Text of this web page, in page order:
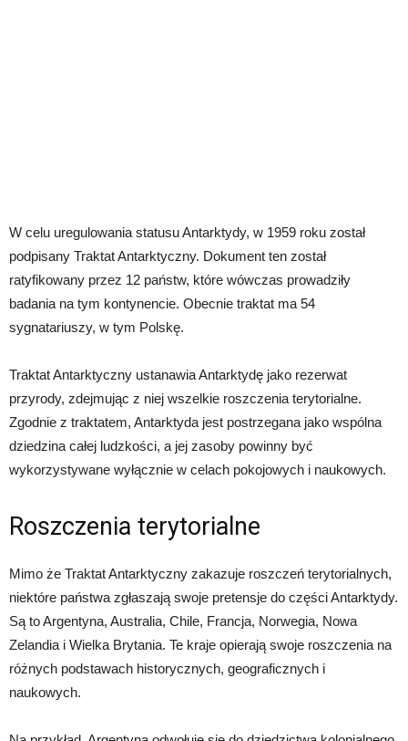
W celu uregulowania statusu Antarktydy, w 1959 roku został
podpisany Traktat Antarktyczny. Dokument ten został
ratyfikowany przez 12 państw, które wówczas prowadziły
badania na tym kontynencie. Obecnie traktat ma 54
sygnatariuszy, w tym Polskę.
Traktat Antarktyczny ustanawia Antarktydę jako rezerwat
przyrody, zdejmując z niej wszelkie roszczenia terytorialne.
Zgodnie z traktatem, Antarktyda jest postrzegana jako wspólna
dziedzina całej ludzkości, a jej zasoby powinny być
wykorzystywane wyłącznie w celach pokojowych i naukowych.
Roszczenia terytorialne
Mimo że Traktat Antarktyczny zakazuje roszczeń terytorialnych,
niektóre państwa zgłaszają swoje pretensje do części Antarktydy.
Są to Argentyna, Australia, Chile, Francja, Norwegia, Nowa
Zelandia i Wielka Brytania. Te kraje opierają swoje roszczenia na
różnych podstawach historycznych, geograficznych i
naukowych.